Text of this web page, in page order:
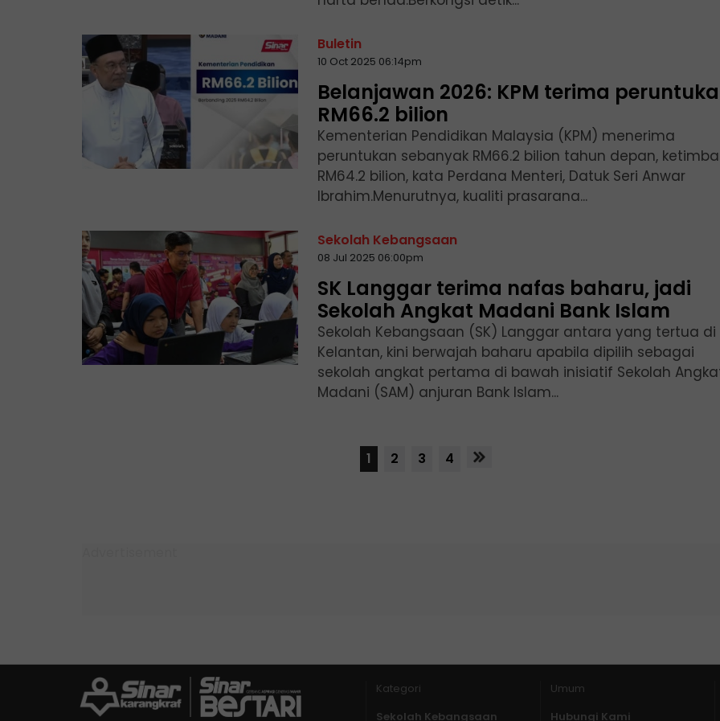
Buletin
10 Oct 2025 06:14pm
Belanjawan 2026: KPM terima
RM66.2 bilion
Kementerian Pendidikan Malaysia (KPM) menerima
peruntukan sebanyak RM66.2 bilion tahun depan,
RM64.2 bilion, kata Perdana Menteri, Datuk Seri Anwar
Ibrahim.Menurutnya, kualiti prasarana...
Sekolah Kebangsaan
08 Jul 2025 06:00pm
SK Langgar terima nafas baharu, jadi
Sekolah Angkat Madani Bank Islam
Sekolah Kebangsaan (SK) Langgar antara yang tertua di
Kelantan, kini berwajah baharu apabila dipilih sebagai
sekolah angkat pertama di bawah inisiatif Sekolah
Madani (SAM) anjuran Bank Islam...
1 2 3 4
Kategori
Sekolah Kebangsaan
Umum
Hubungi Kami